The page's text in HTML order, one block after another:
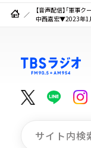
【音声配信】「軍事
中西嘉宏▼2023年1